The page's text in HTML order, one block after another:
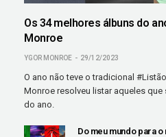
Os 34 melhores álbuns do
Monroe
YGOR MONROE 29/12/2023
O ano não teve o tradicional
Monroe resolveu listar aqueles
do ano.
Do meu mundo para